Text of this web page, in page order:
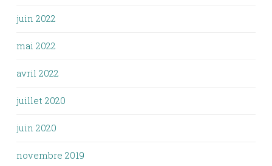
juin 2022
mai 2022
avril 2022
juillet 2020
juin 2020
novembre 2019